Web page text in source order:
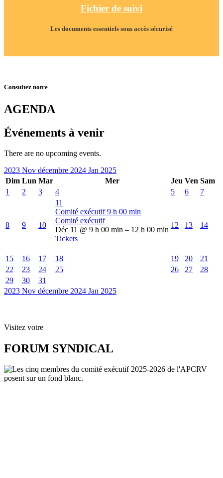
Fichier de suivi
Les documents essentiels sous accès sécurisé
Consultez notre
AGENDA
Événements à venir
There are no upcoming events.
2023 Nov décembre 2024 Jan 2025
Dim Lun Mar Mer Jeu Ven Sam
1
2 3 4 5 6 7
8 9 10
11
Comité exécutif9 h 00 min
Comité exécutif
Déc 11 @ 9 h 00 min – 12 h 00 min
Tickets
12 13 14
15 16 17 18 19 20
21
22
23 24 25 26 27
28
29
30
31
2023 Nov décembre 2024 Jan 2025
Visitez votre
FORUM SYNDICAL